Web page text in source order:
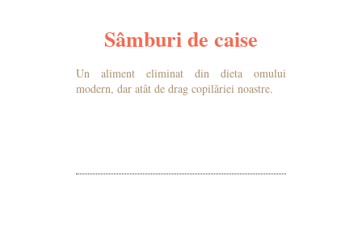
Sâmburi de caise
Un aliment eliminat din dieta omului
modern, dar atât de drag copilăriei noastre.